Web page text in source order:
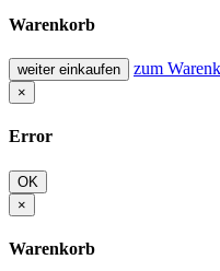
Warenkorb
weiter einkaufen zum
×
Error
OK
×
Warenkorb